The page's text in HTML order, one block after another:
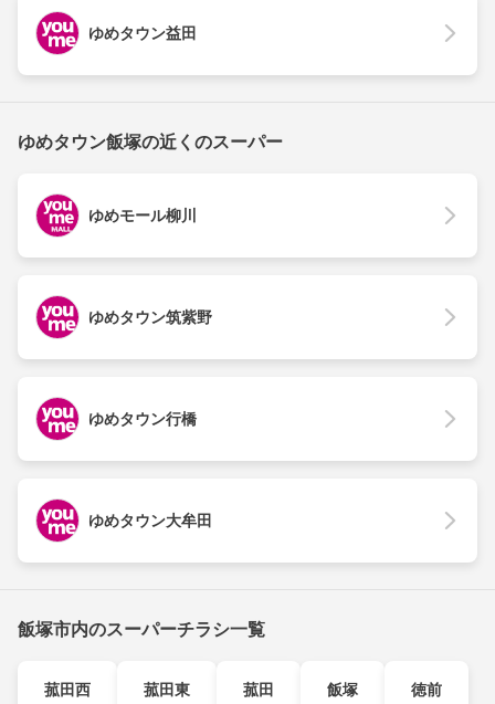
ゆめタウン益田
ゆめタウン飯塚の近くのスーパー
ゆめモール柳川
ゆめタウン筑紫野
ゆめタウン行橋
ゆめタウン大牟田
飯塚市内のスーパーチラシ一覧
菰田西 菰田東 菰田 飯塚 徳前